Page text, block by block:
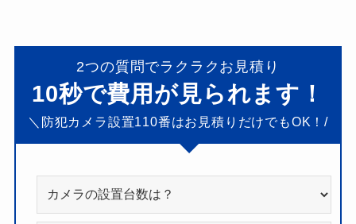
2つの質問でラクラクお見積り
10秒で費用が見られます！
＼防犯カメラ設置110番はお見積りだけでもOK！/